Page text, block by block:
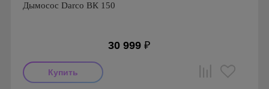
Дымосос Darco ВК 150
30 999 ₽